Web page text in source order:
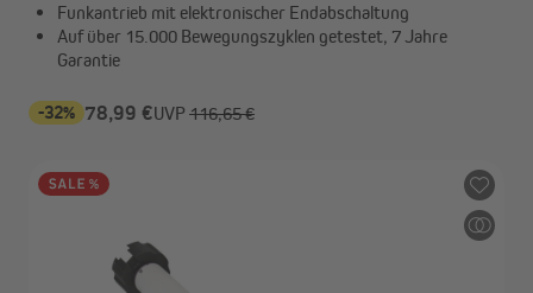
Funkantrieb mit elektronischer Endabschaltung
Auf über 15.000 Bewegungszyklen getestet, 7 Jahre
Garantie
-32% 78,99 €UVP 116,65 €